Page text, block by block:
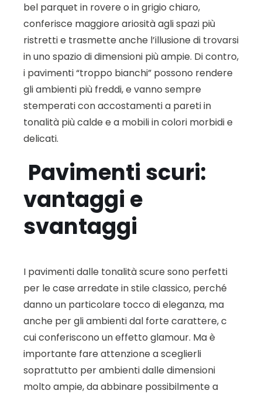
bel parquet in rovere o in grigio chiaro,
conferisce maggiore ariosità agli spazi più
ristretti e trasmette anche l’illusione di trovarsi
in uno spazio di dimensioni più ampie. Di contro,
i pavimenti “troppo bianchi” possono rendere
gli ambienti più freddi, e vanno sempre
stemperati con accostamenti a pareti in
tonalità più calde e a mobili in colori morbidi e
delicati.
Pavimenti scuri:
vantaggi e
svantaggi
I pavimenti dalle tonalità scure sono perfetti
per le case arredate in stile classico, perché
danno un particolare tocco di eleganza, ma
anche per gli ambienti dal forte carattere, c
cui conferiscono un effetto glamour. Ma è
importante fare attenzione a sceglierli
soprattutto per ambienti dalle dimensioni
molto ampie, da abbinare possibilmente a